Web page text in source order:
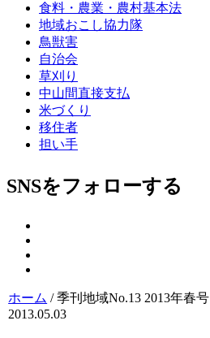
食料・農業・農村基本法
地域おこし協力隊
鳥獣害
自治会
草刈り
中山間直接支払
米づくり
移住者
担い手
SNSをフォローする
ホーム /季刊地域No.13 2013年春号
2013.05.03